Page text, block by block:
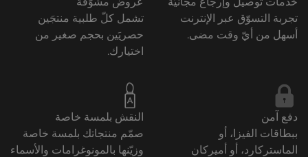
تجربة التسوّق عبر الإنترنت
أسهل من أيّ وقت مضى.
تشمل كلّ طلبية منتجَين
حصريَين بحجم صغير من
اختيارك.
دفع آمن
ببطاقات الفيزا، أو
الماستركارد، أو أميركان
النقش بلمسة خاصة
صمّم منتجاتك بلمسة خاصة
وزيّنها بالمونوغرامات والأسماء